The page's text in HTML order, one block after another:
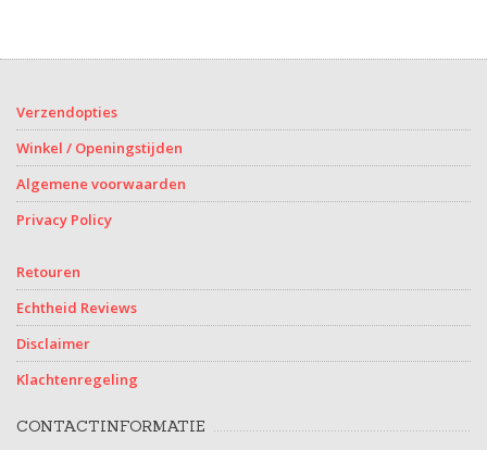
Verzendopties
Winkel / Openingstijden
Algemene voorwaarden
Privacy Policy
Retouren
Echtheid Reviews
Disclaimer
Klachtenregeling
CONTACTINFORMATIE